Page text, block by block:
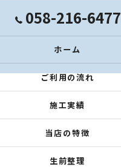
058-216-6477
ホーム
ご利用の流れ
施工実績
当店の特徴
生前整理